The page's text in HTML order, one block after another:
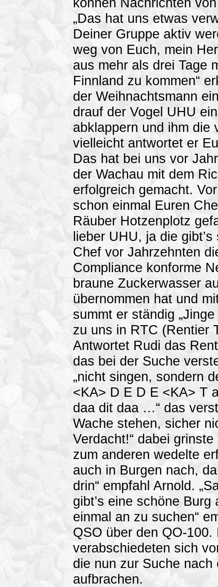
„Das hat uns etwas
Deiner Gruppe aktiv
weg von Euch, mein
aus mehr als drei Tage
Finnland zu kommen“
der Weihnachtsmann
drauf der Vogel UHU
abklappern und ihm die
vielleicht antwortet er
Das hat bei uns vor
der Wachau mit dem
erfolgreich gemacht.
schon einmal Euren
Räuber Hotzenplotz
lieber UHU, ja die
Chef vor Jahrzehnten
Compliance konforme
braune Zuckerwasser
übernommen hat und
summt er ständig
zu uns in RTC (Rentier
Antwortet Rudi das
das bei der Suche
„nicht singen, sondern
<KA> D E D E <KA> T
daa dit daa …“ das
Wache stehen, sicher
Verdacht!“ dabei
zum anderen wedelte
auch in Burgen nach,
drin“ empfahl Arnold.
gibt’s eine schöne
einmal an zu suchen“
QSO über den QO-
verabschiedeten sich
die nun zur Suche
aufbrachen.